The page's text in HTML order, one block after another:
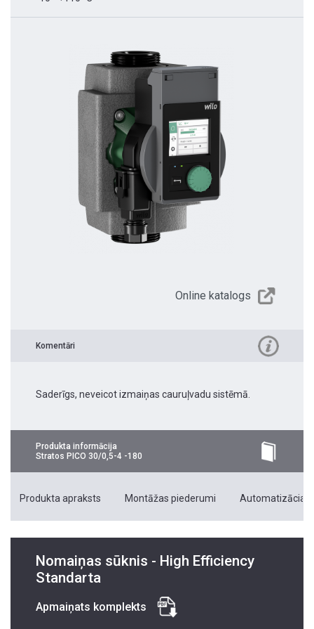
Online katalogs
Komentāri
Saderīgs, neveicot izmaiņas cauruļvadu sistēmā.
Produkta informācija
Stratos PICO 30/0,5-4 -180
Produkta apraksts Montāžas piederumi Automatizācias
Nomaiņas sūknis - High Efficiency
Standarta
Apmaiņats komplekts